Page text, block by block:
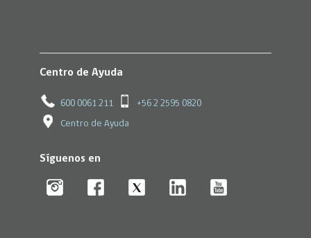
Centro de Ayuda
600 0061 211 +56 2 2595 0820
Centro de Ayuda
Síguenos en